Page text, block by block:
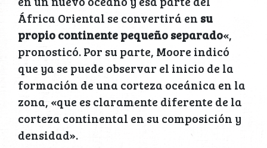
África Oriental se convertirá en su
propio continente pequeño separado«,
pronosticó. Por su parte, Moore indicó
que ya se puede observar el inicio de la
formación de una corteza oceánica en la
zona, «que es claramente diferente de la
corteza continental en su composición y
densidad».